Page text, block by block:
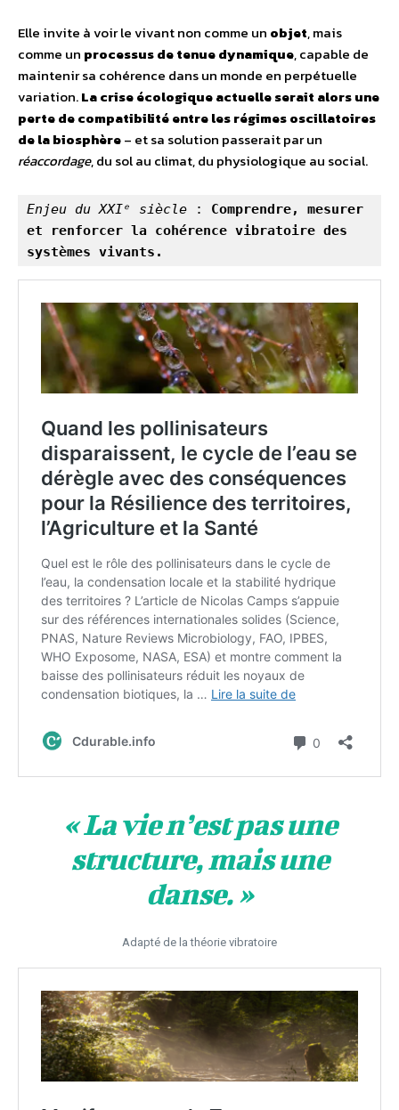
Elle invite à voir le vivant non comme un objet, mais
comme un processus de tenue dynamique, capable de
maintenir sa cohérence dans un monde en perpétuelle
variation.La crise écologiqueactuelle serait alors une
perte de compatibilité entre les régimes oscillatoires
de la biosphère– et sa solution passerait par un
réaccordage, du sol au climat, du physiologique au social.
Enjeu du XXIᵉ siècle : Comprendre, mesurer
et renforcer la cohérence vibratoire des
systèmes vivants.
« La vie n’est pas une
structure, mais une
danse. »
Adapté de la théorie vibratoire